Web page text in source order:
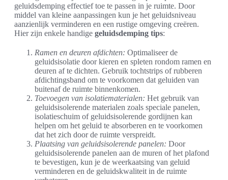
geluidsdemping effectief toe te passen in je ruimte. Door
middel van kleine aanpassingen kun je het geluidsniveau
aanzienlijk verminderen en een rustige omgeving creëren.
Hier zijn enkele handige geluidsdemping tips:
Ramen en deuren afdichten: Optimaliseer de
geluidsisolatie door kieren en spleten rondom ramen en
deuren af te dichten. Gebruik tochtstrips of rubberen
afdichtingsband om te voorkomen dat geluiden van
buitenaf de ruimte binnenkomen.
Toevoegen van isolatiematerialen: Het gebruik van
geluidsisolerende materialen zoals speciale panelen,
isolatieschuim of geluidsisolerende gordijnen kan
helpen om het geluid te absorberen en te voorkomen
dat het zich door de ruimte verspreidt.
Plaatsing van geluidsisolerende panelen: Door
geluidsisolerende panelen aan de muren of het plafond
te bevestigen, kun je de weerkaatsing van geluid
verminderen en de geluidskwaliteit in de ruimte